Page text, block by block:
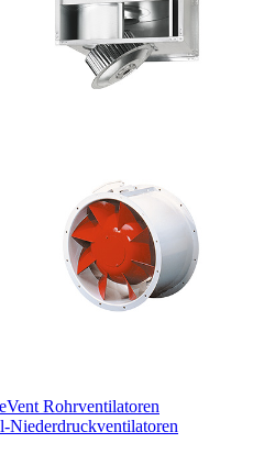
Rohrventilatoren
Niederdruckventilatoren